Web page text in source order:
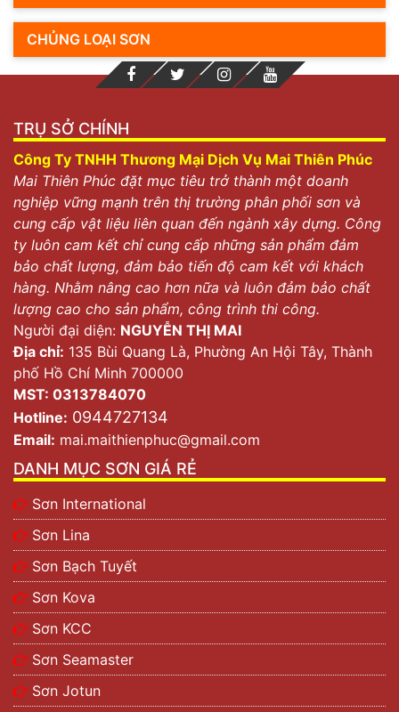
CHỦNG LOẠI SƠN
TRỤ SỞ CHÍNH
Công Ty TNHH Thương Mại Dịch Vụ Mai Thiên Phúc
Mai Thiên Phúc đặt mục tiêu trở thành một doanh
nghiệp vững mạnh trên thị trường phân phối sơn và
cung cấp vật liệu liên quan đến ngành xây dựng. Công
ty luôn cam kết chỉ cung cấp những sản phẩm đảm
bảo chất lượng, đảm bảo tiến độ cam kết với khách
hàng. Nhằm nâng cao hơn nữa và luôn đảm bảo chất
lượng cao cho sản phẩm, công trình thi công.
Người đại diện: NGUYỄN THỊ MAI
Địa chỉ: 135 Bùi Quang Là, Phường An Hội Tây, Thành
phố Hồ Chí Minh 700000
MST: 0313784070
Hotline: 0944727134
Email: mai.maithienphuc@gmail.com
DANH MỤC SƠN GIÁ RẺ
Sơn International
Sơn Lina
Sơn Bạch Tuyết
Sơn Kova
Sơn KCC
Sơn Seamaster
Sơn Jotun